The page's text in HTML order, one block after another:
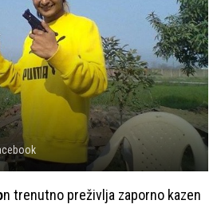
n trenutno preživlja zaporno kazen